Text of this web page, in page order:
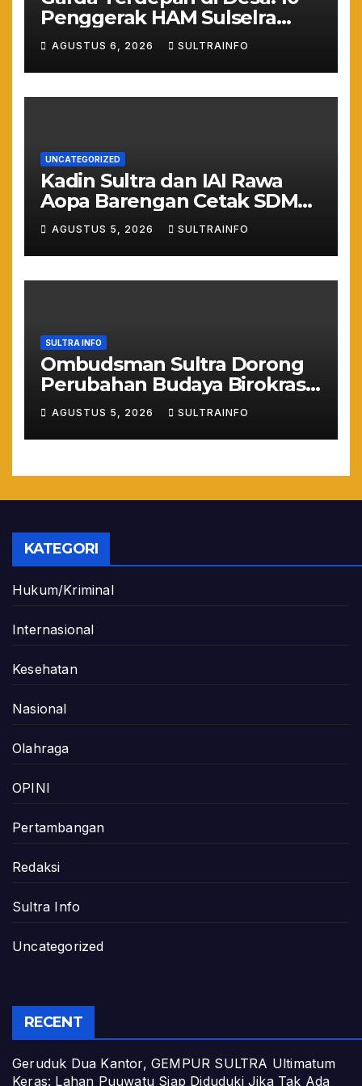
Penggerak HAM Sulselra
Resmi Bertugas Mengawal
Asta Cita Prabowo
AGUSTUS 6, 2026 SULTRAINFO
UNCATEGORIZED
Kadin Sultra dan IAI Rawa
Aopa Barengan Cetak SDM
Siap Kerja dan Wirausaha
Muda
AGUSTUS 5, 2026 SULTRAINFO
SULTRA INFO
Ombudsman Sultra Dorong
Perubahan Budaya Birokrasi
Lewat Penilaian
Maladministrasi 2026
AGUSTUS 5, 2026 SULTRAINFO
KATEGORI
Hukum/Kriminal
Internasional
Kesehatan
Nasional
Olahraga
OPINI
Pertambangan
Redaksi
Sultra Info
Uncategorized
RECENT
Geruduk Dua Kantor, GEMPUR SULTRA Ultimatum
Keras: Lahan Puuwatu Siap Diduduki Jika Tak Ada